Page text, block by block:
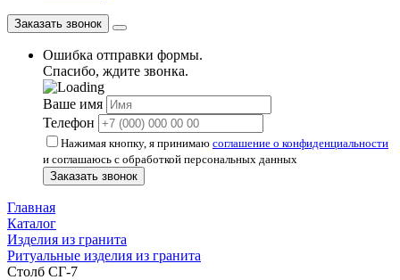
Заказать звонок
Ошибка отправки формы.
Спасибо, ждите звонка.
Ваше имя
Телефон
Нажимая кнопку, я принимаю соглашение о конфиденциальности
и соглашаюсь с обработкой персональных данных
Заказать звонок
Главная
Каталог
Изделия из гранита
Ритуальные изделия из гранита
Столб СГ-7